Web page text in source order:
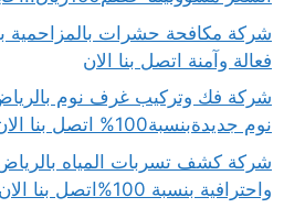
فعالة وآمنة اتصل بنا الان
نوم جديدةبنسبة100% اتصل بنا الان
واحترافية بنسبة 100%اتصل بنا الان